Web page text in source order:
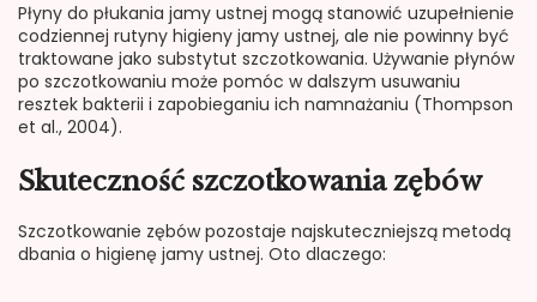
Płyny do płukania jamy ustnej mogą stanowić uzupełnienie
codziennej rutyny higieny jamy ustnej, ale nie powinny być
traktowane jako substytut szczotkowania. Używanie płynów
po szczotkowaniu może pomóc w dalszym usuwaniu
resztek bakterii i zapobieganiu ich namnażaniu (Thompson
et al., 2004).
Skuteczność szczotkowania zębów
Szczotkowanie zębów pozostaje najskuteczniejszą metodą
dbania o higienę jamy ustnej. Oto dlaczego: